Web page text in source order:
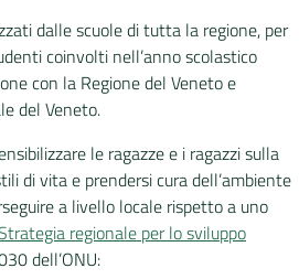
dalle scuole di tutta la regione, per
coinvolti nell’anno scolastico
con la Regione del Veneto e
del Veneto.
le ragazze e i ragazzi sulla
di vita e prendersi cura dell’ambiente
a livello locale rispetto a uno
regionale per lo sviluppo
dell’ONU: